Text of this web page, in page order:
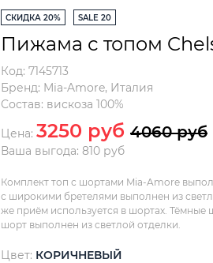
СКИДКА 20% SALE 20
Пижама с топом
Код: 7145713
Бренд: Mia-Amore, Италия
Состав: вискоза 100%
Цена: 3250 руб 4060 руб
Ваша выгода: 810 руб
Комплект топ с шортами Mia-Amore
с широкими бретелями выполнен из
же приём используется в шортах.
шорт выполнен из светлой отделки.
Цвет: КОРИЧНЕВЫЙ